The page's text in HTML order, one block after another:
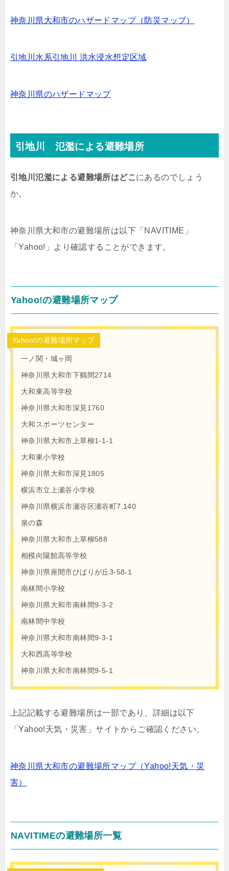
神奈川県大和市のハザードマップ（防災マップ）
引地川水系引地川 洪水浸水想定区域
神奈川県のハザードマップ
引地川 氾濫による避難場所
引地川氾濫による避難場所はどこ にあるのでしょう
か。
神奈川県大和市の避難場所は以下「NAVITIME」
「Yahoo!」より確認することができます。
Yahoo!の避難場所マップ
Yahoo!の避難場所マップ
一ノ関・城ヶ岡
神奈川県大和市下鶴間2714
大和東高等学校
神奈川県大和市深見1760
大和スポーツセンター
神奈川県大和市上草柳1-1-1
大和東小学校
神奈川県大和市深見1805
横浜市立上瀬谷小学校
神奈川県横浜市瀬谷区瀬谷町7,140
泉の森
神奈川県大和市上草柳588
相模向陽館高等学校
神奈川県座間市ひばりが丘3-58-1
南林間小学校
神奈川県大和市南林間9-3-2
南林間中学校
神奈川県大和市南林間9-3-1
大和西高等学校
神奈川県大和市南林間9-5-1
上記記載する避難場所は一部であり、詳細は以下
「Yahoo!天気・災害」サイトからご確認ください。
神奈川県大和市の避難場所マップ（Yahoo!天気・災
害）
NAVITIMEの避難場所一覧